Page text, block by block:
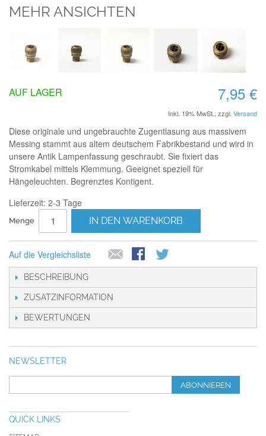
MEHR ANSICHTEN
7,95 €
Inkl. 19% MwSt. zzgl. Versand
AUF LAGER
Diese originale und ungebrauchte Zugentlasung aus massivem
Messing stammt aus altem deutschem Fabrikbestand und wird in
unsere Antik Lampenfassung geschraubt. Sie fixiert das
Stromkabel mittels Klemmung. Geeignet speziell für
Hängeleuchten. Begrenztes Kontigent.
Lieferzeit: 2-3 Tage
Menge IN DEN WARENKORB
Auf die Vergleichsliste
BESCHREIBUNG
ZUSATZINFORMATION
BEWERTUNGEN
NEWSLETTER
ABONNIEREN
QUICK LINKS